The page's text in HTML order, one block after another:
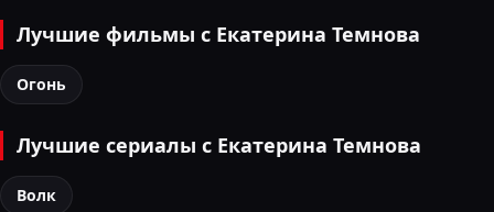
Лучшие фильмы с Екатерина Темнова
Огонь
Лучшие сериалы с Екатерина Темнова
Волк